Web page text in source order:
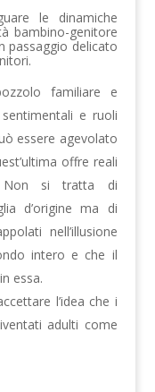
le dinamiche
bambino-genitore
passaggio delicato
familiare e
e ruoli
essere agevolato
offre reali
Non si tratta di
d’origine ma di
nell’illusione
intero e che il
essa.
l’idea che i
adulti come